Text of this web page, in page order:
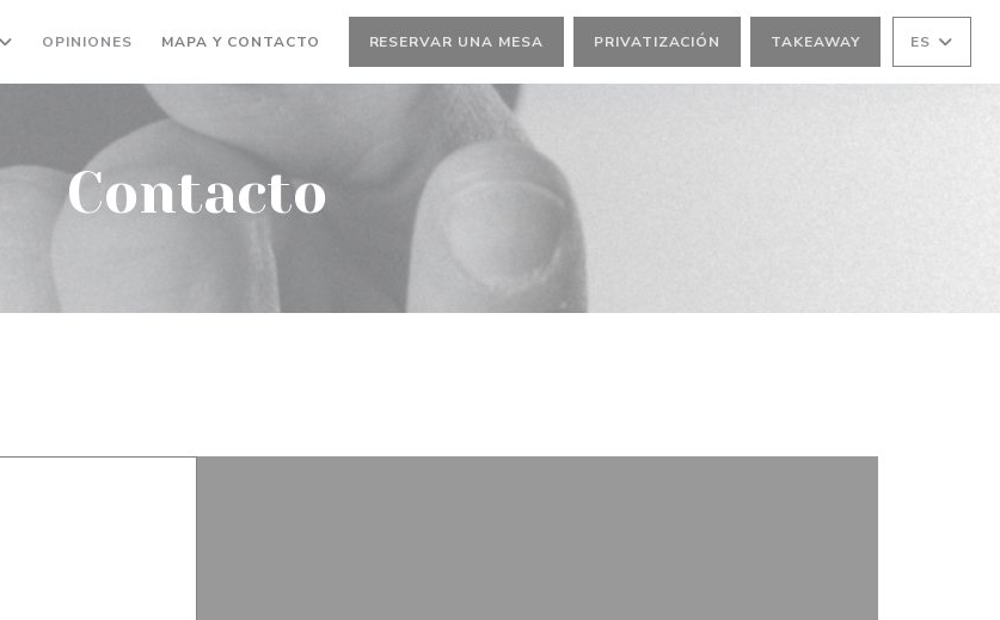
OPINIONES MAPA Y CONTACTO RESERVAR UNA MESA PRIVATIZACIÓN TAKEAWAY ES
Contacto